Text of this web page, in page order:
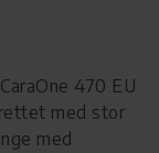
470 EU
med stor
med